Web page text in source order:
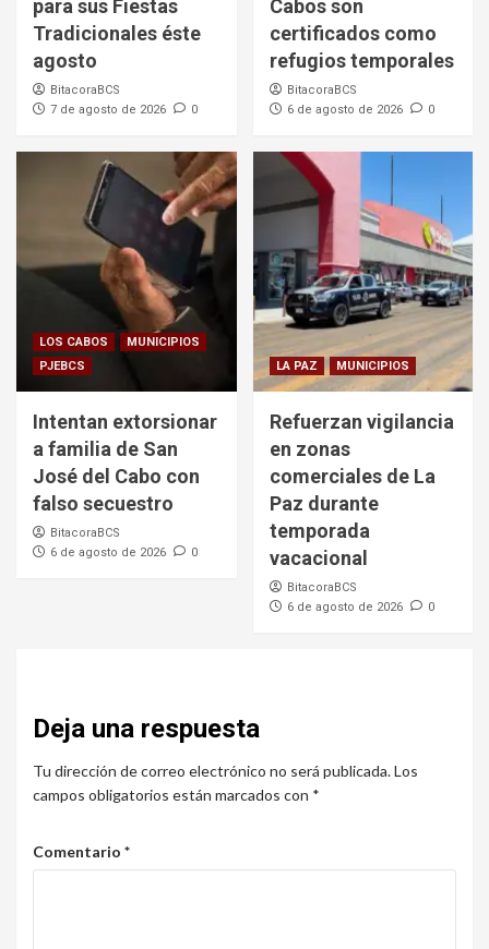
para sus Fiestas
Tradicionales éste
agosto
BitacoraBCS
7 de agosto de 2026
0
Cabos son
certificados como
refugios temporales
BitacoraBCS
6 de agosto de 2026
0
LOS CABOS
MUNICIPIOS
PJEBCS
Intentan extorsionar
a familia de San
José del Cabo con
falso secuestro
BitacoraBCS
6 de agosto de 2026
0
LA PAZ MUNICIPIOS
Refuerzan vigilancia
en zonas
comerciales de La
Paz durante
temporada
vacacional
BitacoraBCS
6 de agosto de 2026
0
Deja una respuesta
Tu dirección de correo electrónico no será publicada.Los
campos obligatorios están marcados con *
Comentario *